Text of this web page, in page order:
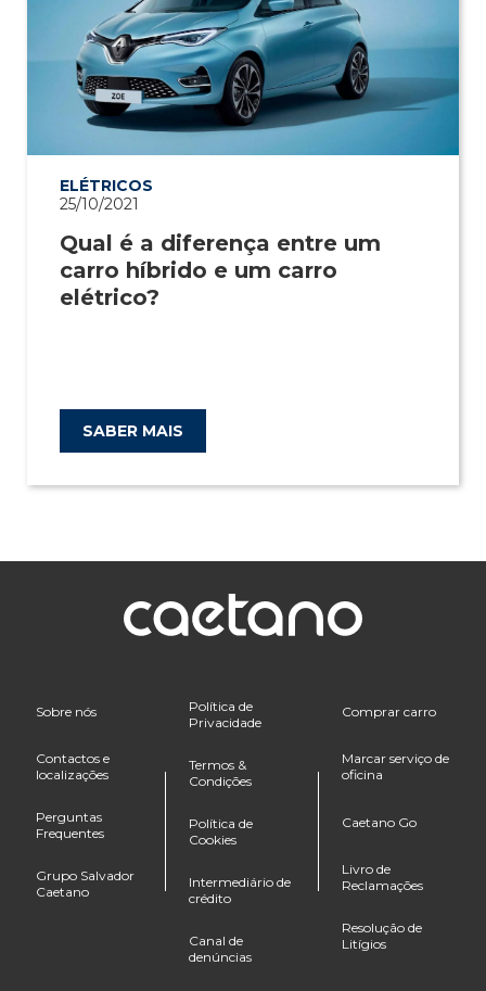
ELÉTRICOS
25/10/2021
Qual é a diferença entre um
carro híbrido e um carro
elétrico?
SABER MAIS
Sobre nós
Contactos e
localizações
Perguntas
Frequentes
Grupo Salvador
Caetano
Política de
Privacidade
Termos &
Condições
Política de
Cookies
Intermediário de
crédito
Canal de
denúncias
Comprar carro
Marcar serviço de
oficina
Caetano Go
Livro de
Reclamações
Resolução de
Litígios